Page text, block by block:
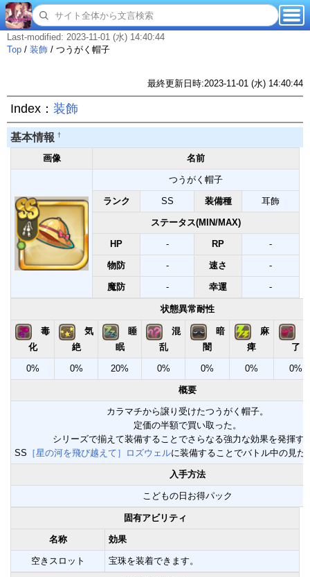
Last-modified: 2023-11-01 (水) 14:40:44
Top / 装飾 / つうがく帽子
最終更新日時:2023-11-01 (水) 14:40:44
Index： 装飾
基本情報 †
画像 名前
つうがく帽子
ランク SS 装備種 耳飾
ステータス(MIN/MAX)
HP - RP -
物防 - 速さ -
魔防 - 幸運 -
状態異常耐性
毒
化
気
絶
睡
眠
混
乱
暗
闇
麻
痺
了
0% 0% 20% 0% 0% 0% 0%
概要
カラマチから譲り受けたつうがく帽子。
定価の半額で買い取った。
シリーズで揃えて装備することでさらなる強力な効果を発揮す
SS ［星の河を飛び越えて］ロズウェルに装備することでバトル中の見た
入手方法
こどもの日お得パック
固有アビリティ
名称 効果
空きスロット 宝珠を装着できます。